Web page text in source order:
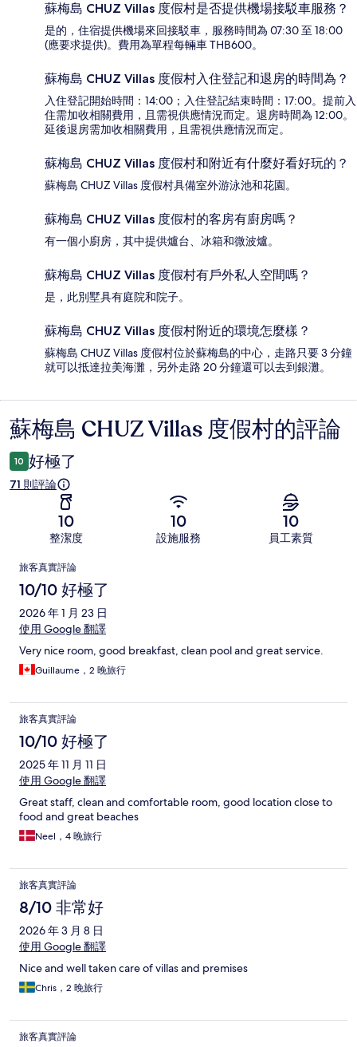
蘇梅島 CHUZ Villas 度假村是否提供機場接駁車服務？
是的，住宿提供機場來回接駁車，服務時間為 07:30 至 18:00
(應要求提供)。費用為單程每輛車 THB600。
蘇梅島 CHUZ Villas 度假村入住登記和退房的時間為？
入住登記開始時間：14:00；入住登記結束時間：17:00。提前入
住需加收相關費用，且需視供應情況而定。退房時間為 12:00。
延後退房需加收相關費用，且需視供應情況而定。
蘇梅島 CHUZ Villas 度假村和附近有什麼好看好玩的？
蘇梅島 CHUZ Villas 度假村具備室外游泳池和花園。
蘇梅島 CHUZ Villas 度假村的客房有廚房嗎？
有一個小廚房，其中提供爐台、冰箱和微波爐。
蘇梅島 CHUZ Villas 度假村有戶外私人空間嗎？
是，此別墅具有庭院和院子。
蘇梅島 CHUZ Villas 度假村附近的環境怎麼樣？
蘇梅島 CHUZ Villas 度假村位於蘇梅島的中心，走路只要 3 分鐘
就可以抵達拉美海灘，另外走路 20 分鐘還可以去到銀灘。
評
論
蘇梅島 CHUZ Villas 度假村的評論
10 好極了
71 則評論
10
整潔度
10
設施服務
10
員工素質
評
論
旅客真實評論
10/10 好極了
2026 年 1 月 23 日
使用 Google 翻譯
Very nice room, good breakfast, clean pool and great service.
Guillaume，2 晚旅行
旅客真實評論
10/10 好極了
2025 年 11 月 11 日
使用 Google 翻譯
Great staff, clean and comfortable room, good location close to
food and great beaches
Neel，4 晚旅行
旅客真實評論
8/10 非常好
2026 年 3 月 8 日
使用 Google 翻譯
Nice and well taken care of villas and premises
Chris，2 晚旅行
旅客真實評論